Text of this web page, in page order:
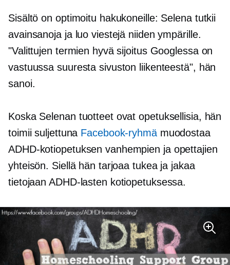
Sisältö on optimoitu hakukoneille: Selena tutkii
avainsanoja ja luo viestejä niiden ympärille.
"Valittujen termien hyvä sijoitus Googlessa on
vastuussa suuresta sivuston liikenteestä", hän
sanoi.
Koska Selenan tuotteet ovat opetuksellisia, hän
toimii suljettuna Facebook-ryhmämuodostaa
ADHD-kotiopetuksen vanhempien ja opettajien
yhteisön. Siellä hän tarjoaa tukea ja jakaa
tietojaan ADHD-lasten kotiopetuksessa.